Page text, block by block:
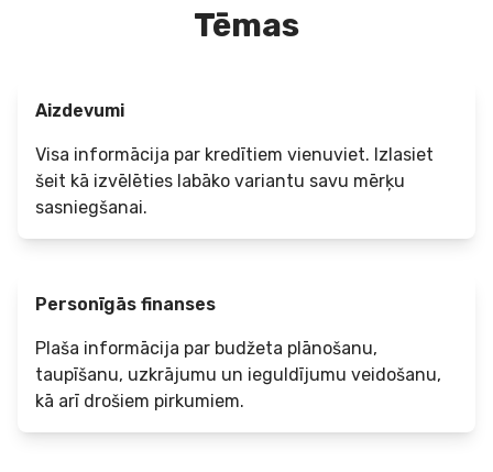
Tēmas
Aizdevumi
Visa informācija par kredītiem vienuviet. Izlasiet
šeit kā izvēlēties labāko variantu savu mērķu
sasniegšanai.
Personīgās finanses
Plaša informācija par budžeta plānošanu,
taupīšanu, uzkrājumu un ieguldījumu veidošanu,
kā arī drošiem pirkumiem.